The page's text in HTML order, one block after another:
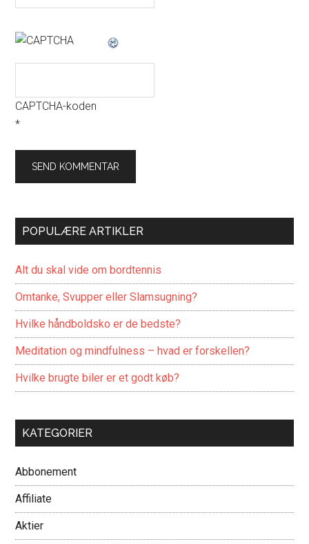
CAPTCHA-koden
*
POPULÆRE ARTIKLER
Alt du skal vide om bordtennis
Omtanke, Svupper eller Slamsugning?
Hvilke håndboldsko er de bedste?
Meditation og mindfulness – hvad er forskellen?
Hvilke brugte biler er et godt køb?
KATEGORIER
Abbonement
Affiliate
Aktier